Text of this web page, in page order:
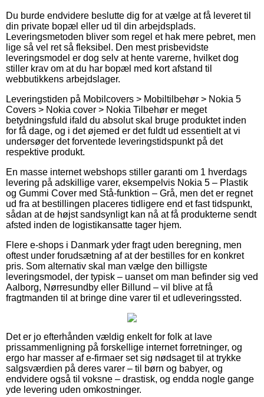
Du burde endvidere beslutte dig for at vælge at få leveret til
din private bopæl eller ud til din arbejdsplads.
Leveringsmetoden bliver som regel et hak mere pebret, men
lige så vel ret så fleksibel. Den mest prisbevidste
leveringsmodel er dog selv at hente varerne, hvilket dog
stiller krav om at du har bopæl med kort afstand til
webbutikkens arbejdslager.
Leveringstiden på Mobilcovers > Mobiltilbehør > Nokia 5
Covers > Nokia cover > Nokia Tilbehør er meget
betydningsfuld ifald du absolut skal bruge produktet inden
for få dage, og i det øjemed er det fuldt ud essentielt at vi
undersøger det forventede leveringstidspunkt på det
respektive produkt.
En masse internet webshops stiller garanti om 1 hverdags
levering på adskillige varer, eksempelvis Nokia 5 – Plastik
og Gummi Cover med Stå-funktion – Grå, men det er regnet
ud fra at bestillingen placeres tidligere end et fast tidspunkt,
sådan at de højst sandsynligt kan nå at få produkterne sendt
afsted inden de logistikansatte tager hjem.
Flere e-shops i Danmark yder fragt uden beregning, men
oftest under forudsætning af at der bestilles for en konkret
pris. Som alternativ skal man vælge den billigste
leveringsmodel, der typisk – uanset om man befinder sig ved
Aalborg, Nørresundby eller Billund – vil blive at få
fragtmanden til at bringe dine varer til et udleveringssted.
Det er jo efterhånden vældig enkelt for folk at lave
prissammenligning på forskellige internet forretninger, og
ergo har masser af e-firmaer set sig nødsaget til at trykke
salgsværdien på deres varer – til børn og babyer, og
endvidere også til voksne – drastisk, og endda nogle gange
yde levering uden omkostninger.